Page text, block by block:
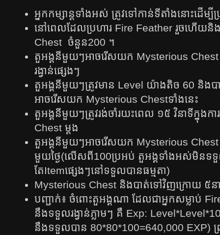
អ្នកកម្សាន្តទាំងអស់ ត្រូវទៅកាន់ទីតាំងនោះដើម្
នៅពេលដែលប្រហារ Fire Feather រួចហើយនិង
Chest ​ ចំនួន200 ។
តួអង្គនីមួយៗអាចរើសយក Mysterious
រង្វាន់ផ្សេងៗ
តួអង្គនីមួយៗត្រូវមាន Level យ៉ាងតិច 60 និងប
អាចរើសយក Mysterious Chestទាំងនេះ
តួអង្គនីមួយៗត្រូវរង់ចាំរយះពេល ១៥ វិនាទីក្នុងក
Chest ​ម្តង
តួអង្គនីមួយៗអាចរើសយក Mysterious Chest
មួយថ្ងៃ(លើសពី100ប្រអប់ តួអង្គទាំងអស់មិនទ
តែItemផ្សេងៗនៅទទួលបានធម្មតា)
Mysterious Chest និងបាត់ទៅវិញក្រោយ ៥ន
បញ្ជាក់៖ ចំពោះតួអង្គណា ដែលជាអ្នកសម្លាប់
នឹងទទួលរង្វាន់ភ្លាមៗ គឺ Exp:
នឹងទទួលបាន 80*80*100=640,000 EXP) ព្